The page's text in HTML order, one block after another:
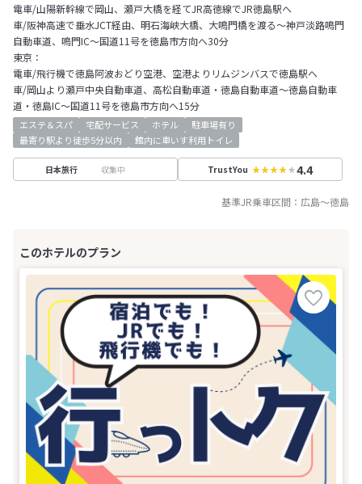
電車/山陽新幹線で岡山、瀬戸大橋を経てJR高徳線でJR徳島駅へ
車/阪神高速で垂水JCT経由、明石海峡大橋、大鳴門橋を渡る～神戸淡路鳴門
自動車道、鳴門IC～国道11号を徳島市方向へ30分
東京：
電車/飛行機で徳島阿波おどり空港、空港よりリムジンバスで徳島駅へ
車/岡山より瀬戸中央自動車道、高松自動車道・徳島自動車道～徳島自動車
道・徳島IC～国道11号を徳島市方向へ15分
エステ＆スパ 宅配サービス ホテル
駐車場有り
最寄り駅より徒歩5分以内
館内に車いす利用トイレ
日本旅行 収集中 TrustYou 4.4
基準JR乗車区間： 広島～徳島